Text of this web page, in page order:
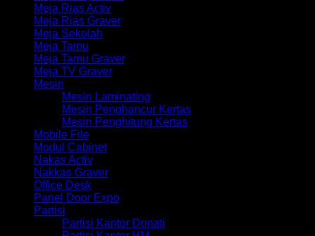
Meja Rias Activ
Meja Rias Graver
Meja Sekolah
Meja Tamu
Meja Tamu Graver
Meja TV Graver
Mesin
Mesin Laminating
Mesin Penghancur Kertas
Mesin Penghitung Kertas
Mobile File
Modul Cabinet
Nakas Activ
Nakkas Graver
Office Desk
Panel Door Expo
Partisi
Partisi Kantor Donati